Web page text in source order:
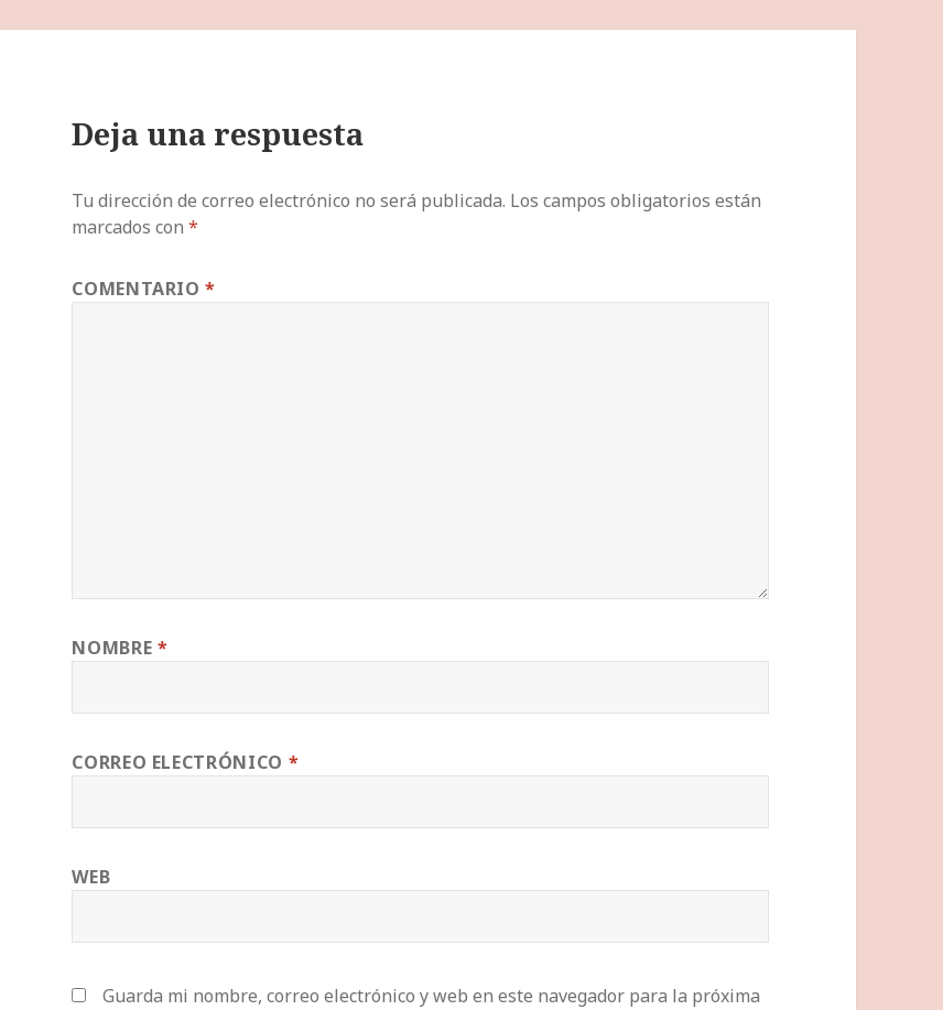
Deja una respuesta
Tu dirección de correo electrónico no será publicada. Los campos obligatorios están
marcados con*
COMENTARIO*
NOMBRE *
CORREO ELECTRÓNICO *
WEB
Guarda mi nombre, correo electrónico y web en este navegador para la próxima